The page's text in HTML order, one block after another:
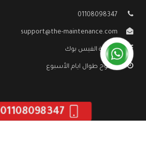
01108098347
support@the-maintenance.com
صفحة الفيس بوك
مفتوح طوال ايام الأسبوع
01108098347